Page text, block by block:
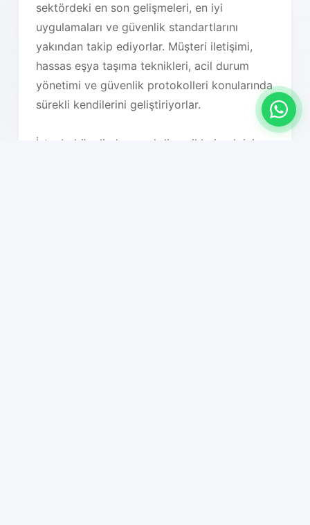
sektördeki en son gelişmeleri, en iyi
uygulamaları ve güvenlik standartlarını
yakından takip ediyorlar. Müşteri iletişimi,
hassas eşya taşıma teknikleri, acil durum
yönetimi ve güvenlik protokolleri konularında
sürekli kendilerini geliştiriyorlar.
İstanbul özelinde, yerel dinamikleri çok iyi